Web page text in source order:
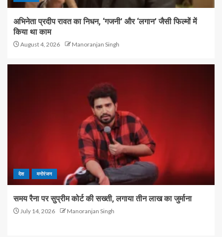
अभिनेता प्रदीप रावत का निधन, ‘गजनी’ और ‘लगान’ जैसी फिल्मों में
किया था काम
August 4, 2026 Manoranjan Singh
देश मनोरंजन
समय रैना पर सुप्रीम कोर्ट की सख्ती, लगाया तीन लाख का जुर्माना
July 14, 2026 Manoranjan Singh